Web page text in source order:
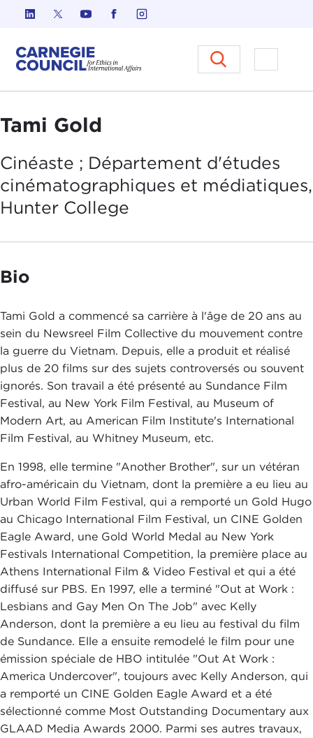
Skip to content
Carnegie Council sur
Ouvrir
Tami Gold
Cinéaste ; Département d'études
cinématographiques et médiatiques,
Hunter College
Bio
Tami Gold a commencé sa carrière à l'âge de 20 ans au
sein du Newsreel Film Collective du mouvement contre
la guerre du Vietnam. Depuis, elle a produit et réalisé
plus de 20 films sur des sujets controversés ou souvent
ignorés. Son travail a été présenté au Sundance Film
Festival, au New York Film Festival, au Museum of
Modern Art, au American Film Institute's International
Film Festival, au Whitney Museum, etc.
En 1998, elle termine "Another Brother", sur un vétéran
afro-américain du Vietnam, dont la première a eu lieu au
Urban World Film Festival, qui a remporté un Gold Hugo
au Chicago International Film Festival, un CINE Golden
Eagle Award, une Gold World Medal au New York
Festivals International Competition, la première place au
Athens International Film & Video Festival et qui a été
diffusé sur PBS. En 1997, elle a terminé "Out at Work :
Lesbians and Gay Men On The Job" avec Kelly
Anderson, dont la première a eu lieu au festival du film
de Sundance. Elle a ensuite remodelé le film pour une
émission spéciale de HBO intitulée "Out At Work :
America Undercover", toujours avec Kelly Anderson, qui
a remporté un CINE Golden Eagle Award et a été
sélectionné comme Most Outstanding Documentary aux
GLAAD Media Awards 2000. Parmi ses autres travaux,